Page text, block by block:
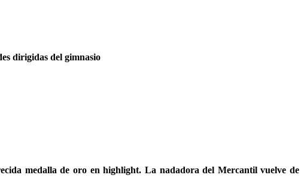
dirigidas del gimnasio
medalla de oro en highlight. La nadadora del Mercantil vuelve de